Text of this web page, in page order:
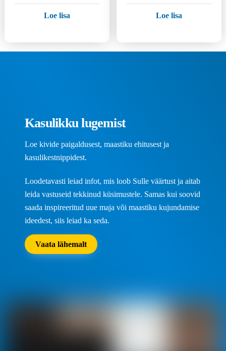
Loe lisa Loe lisa
Kasulikku lugemist
Loe kivide paigaldusest, maastiku ehitusest ja
kasulikestnippidest.
Loodetavasti leiad infot, mis loob Sulle väärtust ja aitab
leida vastuseid tekkinud küsimustele. Samas kui soovid
saada inspireeritud uue maja või maastiku kujundamise
ideedest, siis leiad ka seda.
Vaata lähemalt